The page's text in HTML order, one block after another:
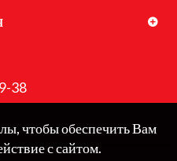
чтобы обеспечить Вам
с сайтом.
38
чтобы обеспечить Вам
с сайтом.